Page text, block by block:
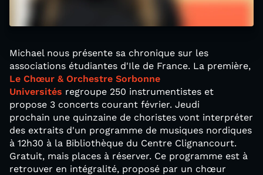
Michael nous présente sa chronique sur les
associations étudiantes d'Ile de France. La première,
Le Chœur & Orchestre Sorbonne
Universités regroupe 250 instrumentistes et
propose 3 concerts courant février. Jeudi
prochain une quinzaine de choristes vont interpréter
des extraits d'un programme de musiques nordiques
à 12h30 à la Bibliothèque du Centre Clignancourt.
Gratuit, mais places à réserver. Ce programme est à
retrouver en intégralité, proposé par un chœur